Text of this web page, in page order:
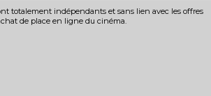
totalement indépendants et sans lien avec les offres
de place en ligne du cinéma.